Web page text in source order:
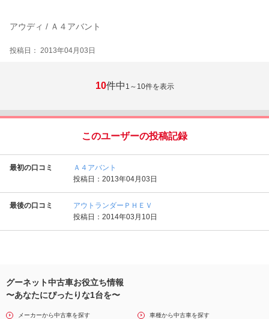
アウディ / Ａ４アバント
投稿日： 2013年04月03日
10件中 1～10件を表示
このユーザーの投稿記録
最初の口コミ
Ａ４アバント
投稿日：2013年04月03日
最後の口コミ
アウトランダーＰＨＥＶ
投稿日：2014年03月10日
グーネット中古車お役立ち情報
〜あなたにぴったりな1台を〜
メーカーから中古車を探す 車種から中古車を探す